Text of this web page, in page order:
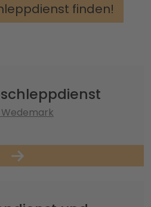
finden!